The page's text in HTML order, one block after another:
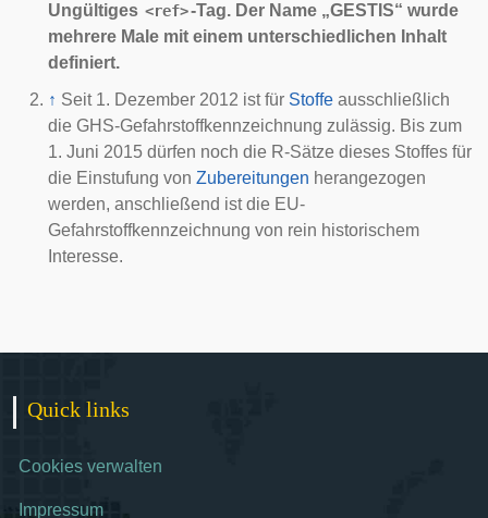
Ungültiges <ref>-Tag. Der Name „GESTIS“ wurde
mehrere Male mit einem unterschiedlichen Inhalt
definiert.
↑ Seit 1. Dezember 2012 ist für Stoffe ausschließlich
die GHS-Gefahrstoffkennzeichnung zulässig. Bis zum
1. Juni 2015 dürfen noch die R-Sätze dieses Stoffes für
die Einstufung von Zubereitungen herangezogen
werden, anschließend ist die EU-
Gefahrstoffkennzeichnung von rein historischem
Interesse.
Quick links
Cookies verwalten
Impressum